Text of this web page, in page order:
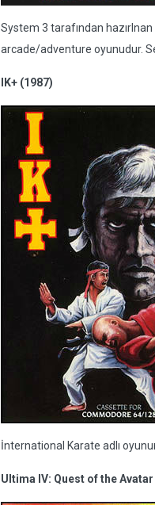
System 3 tarafından hazırlnan
arcade/adventure oyunudur.
IK+ (1987)
İnternational Karate adlı
Ultima IV: Quest of the Avatar